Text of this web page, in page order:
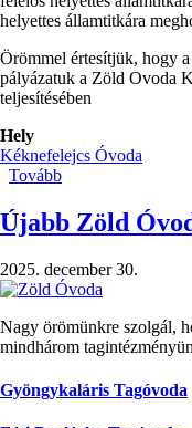
helyettes államtitkára
Örömmel értesítjük, hogy
pályázatuk a Zöld Ovoda
teljesítésében
Hely
Kéknefelejcs Óvoda
Tovább
Zöld
Óvoda
elnyerése
-
Tagóvoda)
Újabb Zöld
2025. december 30.
Nagy örömünkre szolgál,
mindhárom
Gyöngykaláris Tagóvoda